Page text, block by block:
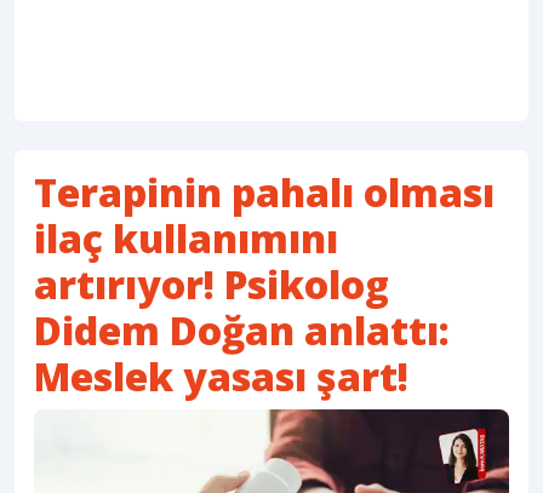
Terapinin pahalı olması
ilaç kullanımını
artırıyor! Psikolog
Didem Doğan anlattı:
Meslek yasası şart!